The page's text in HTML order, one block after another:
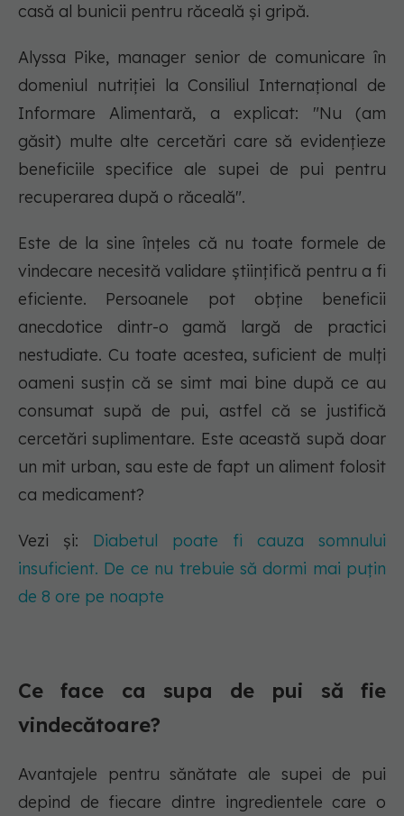
casă al bunicii pentru răceală și gripă.
Alyssa Pike, manager senior de comunicare în
domeniul nutriției la Consiliul Internațional de
Informare Alimentară, a explicat: "Nu (am
găsit) multe alte cercetări care să evidențieze
beneficiile specifice ale supei de pui pentru
recuperarea după o răceală".
Este de la sine înțeles că nu toate formele de
vindecare necesită validare științifică pentru a fi
eficiente. Persoanele pot obține beneficii
anecdotice dintr-o gamă largă de practici
nestudiate. Cu toate acestea, suficient de mulți
oameni susțin că se simt mai bine după ce au
consumat supă de pui, astfel că se justifică
cercetări suplimentare. Este această supă doar
un mit urban, sau este de fapt un aliment folosit
ca medicament?
Vezi și: Diabetul poate fi cauza somnului
insuficient. De ce nu trebuie să dormi mai puțin
de 8 ore pe noapte
Ce face ca supa de pui să fie
vindecătoare?
Avantajele pentru sănătate ale supei de pui
depind de fiecare dintre ingredientele care o